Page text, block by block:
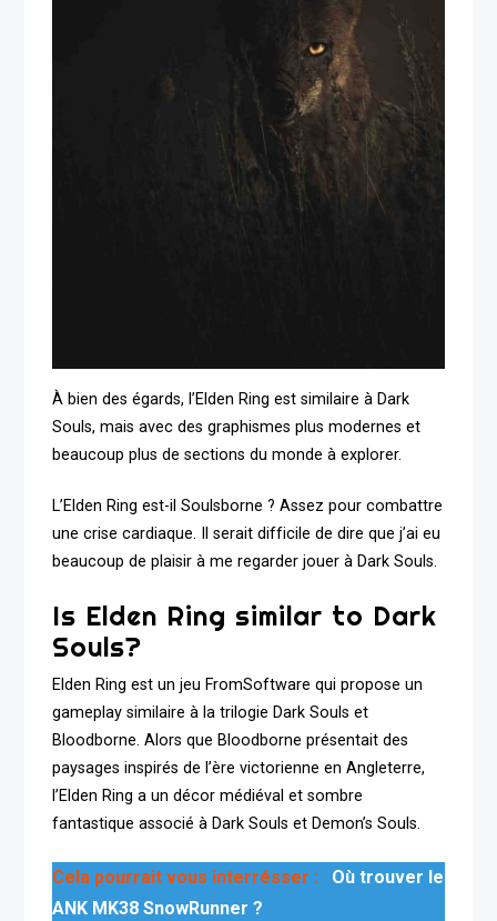
À bien des égards, l’Elden Ring est similaire à Dark
Souls, mais avec des graphismes plus modernes et
beaucoup plus de sections du monde à explorer.
L’Elden Ring est-il Soulsborne ? Assez pour combattre
une crise cardiaque. Il serait difficile de dire que j’ai eu
beaucoup de plaisir à me regarder jouer à Dark Souls.
Is Elden Ring similar to Dark
Souls?
Elden Ring est un jeu FromSoftware qui propose un
gameplay similaire à la trilogie Dark Souls et
Bloodborne. Alors que Bloodborne présentait des
paysages inspirés de l’ère victorienne en Angleterre,
l’Elden Ring a un décor médiéval et sombre
fantastique associé à Dark Souls et Demon’s Souls.
Cela pourrait vous interrésser :
Où trouver le
ANK MK38 SnowRunner ?